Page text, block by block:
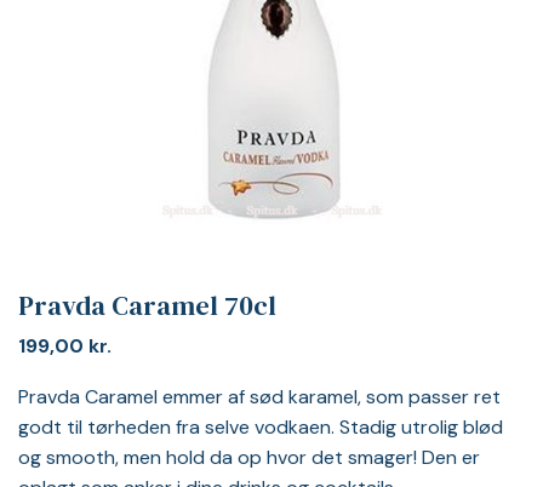
Pravda Caramel 70cl
199,00 kr.
Pravda Caramel emmer af sød karamel, som passer ret
godt til tørheden fra selve vodkaen. Stadig utrolig blød
og smooth, men hold da op hvor det smager! Den er